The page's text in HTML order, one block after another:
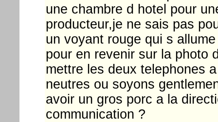
une chambre d hotel pour
producteur,je ne sais pas
un voyant rouge qui s
pour en revenir sur la photo
mettre les deux telephones
neutres ou soyons
avoir un gros porc a la
communication ?